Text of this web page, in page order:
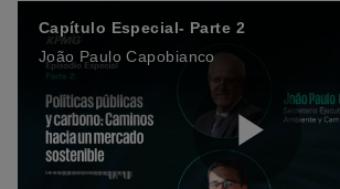
Capítulo Especial- Parte 2
João Paulo Capobianco